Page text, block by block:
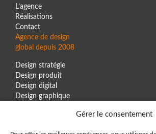
Gérer le consentement
L’agence
Réalisations
Contact
Agence de design
global depuis 2008
Design stratégie
Design produit
Design digital
Design graphique